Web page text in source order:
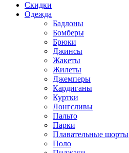
Скидки
Одежда
Бадлоны
Бомберы
Брюки
Джинсы
Жакеты
Жилеты
Джемперы
Кардиганы
Куртки
Лонгсливы
Пальто
Парки
Плавательные шорты
Поло